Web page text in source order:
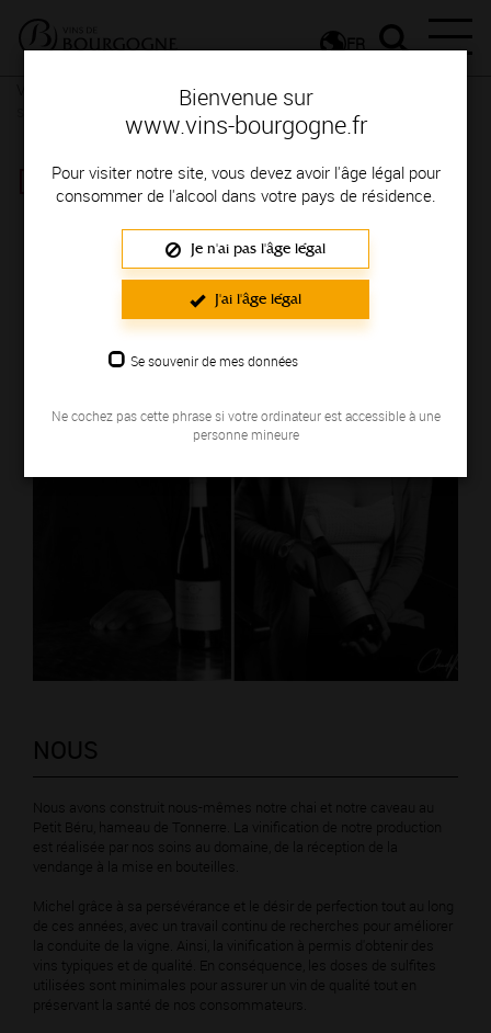
Bienvenue sur
www.vins-bourgogne.fr
Pour visiter notre site, vous devez avoir l'âge légal pour
consommer de l'alcool dans votre pays de résidence.
Je n'ai pas l'âge légal
J'ai l'âge légal
Se souvenir de mes données
Ne cochez pas cette phrase si votre ordinateur est accessible à une
personne mineure
FR
Femmes et hommes passionnés
DOMAINE DU PETIT BÉRU
NOUS
Nous avons construit nous-mêmes notre chai et notre caveau au
Petit Béru, hameau de Tonnerre. La vinification de notre production
est réalisée par nos soins au domaine, de la réception de la
vendange à la mise en bouteilles.
Michel grâce à sa persévérance et le désir de perfection tout au long
de ces années, avec un travail continu de recherches pour améliorer
la conduite de la vigne. Ainsi, la vinification à permis d'obtenir des
vins typiques et de qualité. En conséquence, les doses de sulfites
utilisées sont minimales pour assurer un vin de qualité tout en
préservant la santé de nos consommateurs.